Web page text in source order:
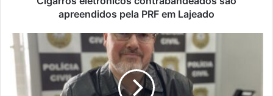
apreendidos pela PRF em Lajeado
Delegado
Alex
Assmann
permanece